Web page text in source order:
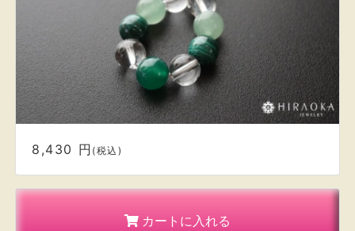
8,430 円 (税込)
デザインアレンジ ≫
6ミリ玉サイズ